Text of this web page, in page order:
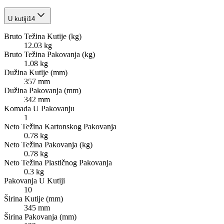
U kutiji14
Bruto Težina Kutije (kg)
12.03 kg
Bruto Težina Pakovanja (kg)
1.08 kg
Dužina Kutije (mm)
357 mm
Dužina Pakovanja (mm)
342 mm
Komada U Pakovanju
1
Neto Težina Kartonskog Pakovanja
0.78 kg
Neto Težina Pakovanja (kg)
0.78 kg
Neto Težina Plastičnog Pakovanja
0.3 kg
Pakovanja U Kutiji
10
Širina Kutije (mm)
345 mm
Širina Pakovanja (mm)